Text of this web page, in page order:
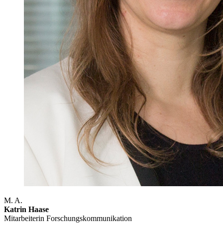
M. A.
Katrin Haase
Mitarbeiterin Forschungs­kommunikation